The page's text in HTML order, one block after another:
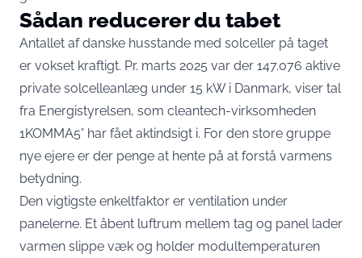
Sådan reducerer du tabet
Antallet af danske husstande med solceller på taget
er vokset kraftigt. Pr. marts 2025 var der 147.076 aktive
private solcelleanlæg under 15 kW i Danmark, viser tal
fra Energistyrelsen, som cleantech-virksomheden
1KOMMA5° har fået aktindsigt i. For den store gruppe
nye ejere er der penge at hente på at forstå varmens
betydning.
Den vigtigste enkeltfaktor er ventilation under
panelerne. Et åbent luftrum mellem tag og panel lader
varmen slippe væk og holder modultemperaturen